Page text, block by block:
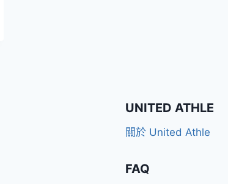
UNITED ATHLE
關於 United Athle
FAQ